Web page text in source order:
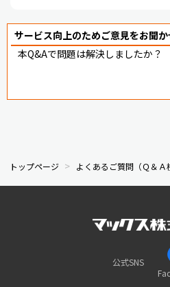
サービス向上のためご意見をお聞
本Q&Aで問題は解決しましたか？
トップページ よくあるご質問（Ｑ＆Ａ
公式SNS